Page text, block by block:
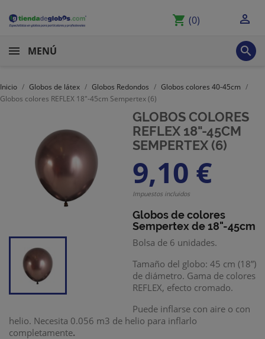
shopping_cart (0) 
MENÚ 
Inicio Globos de látex Globos Redondos
Globos colores 40-45cm
Globos colores REFLEX 18"-45cm Sempertex (6)
GLOBOS COLORES
REFLEX 18"-45CM
SEMPERTEX (6)
9,10 €
Impuestos incluidos
Globos de colores
Sempertex de 18"-45cm
Bolsa de 6 unidades.
Tamaño del globo: 45 cm (18”)
de diámetro. Gama de colores
REFLEX, efecto cromado.
Puede inflarse con aire o con
helio. Necesita 0.056 m3 de helio para inflarlo
completamente.